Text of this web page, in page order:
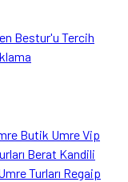
Bestur'u Tercih
Butik UmreVip
Berat Kandili
Turları Regaip